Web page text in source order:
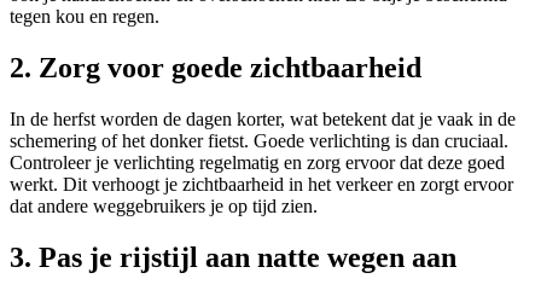
tegen kou en regen.
2. Zorg voor goede zichtbaarheid
In de herfst worden de dagen korter, wat betekent dat je vaak in de
schemering of het donker fietst. Goede verlichting is dan cruciaal.
Controleer je verlichting regelmatig en zorg ervoor dat deze goed
werkt. Dit verhoogt je zichtbaarheid in het verkeer en zorgt ervoor
dat andere weggebruikers je op tijd zien.
3. Pas je rijstijl aan natte wegen aan